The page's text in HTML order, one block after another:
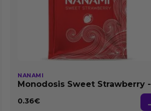
NANAMI
Monodosis Sweet Strawberry -
0.36€